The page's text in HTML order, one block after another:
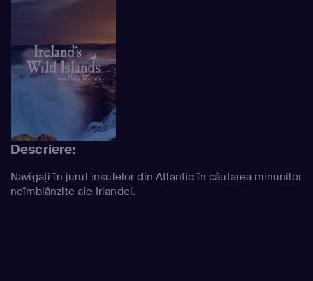
Descriere:
Navigați în jurul insulelor din Atlantic în căutarea minunilor
neîmblânzite ale Irlandei.